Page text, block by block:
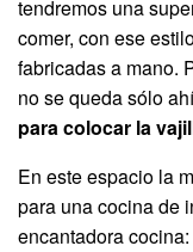
tendremos una
comer, con ese
fabricadas a mano.
no se queda sólo
para colocar la
En este espacio la
para una cocina de
encantadora cocina: